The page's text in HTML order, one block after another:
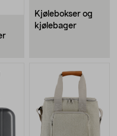
Kjølebokser og
kjølebager